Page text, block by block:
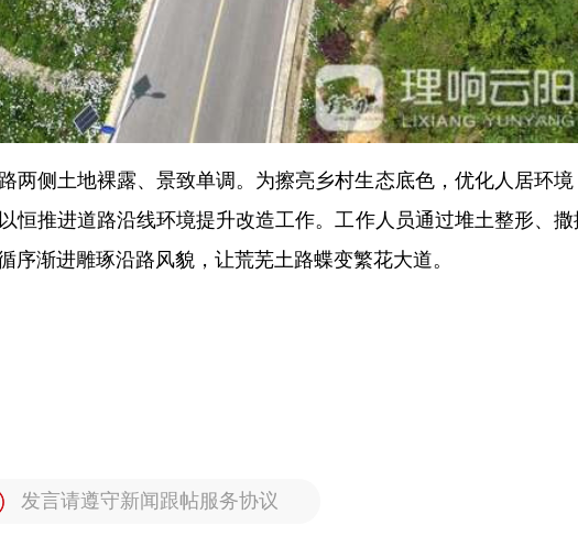
两侧土地裸露、景致单调。为擦亮乡村生态底色，优化人居环境
恒推进道路沿线环境提升改造工作。工作人员通过堆土整形、撒
序渐进雕琢沿路风貌，让荒芜土路蝶变繁花大道。
发言请遵守新闻跟帖服务协议